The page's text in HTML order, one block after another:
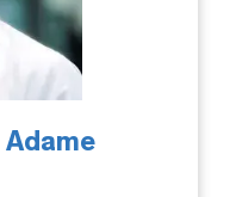
Adame